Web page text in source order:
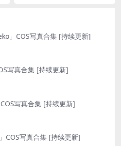
」COS写真合集 [持续更新]
写真合集 [持续更新]
COS写真合集 [持续更新]
COS写真合集 [持续更新]